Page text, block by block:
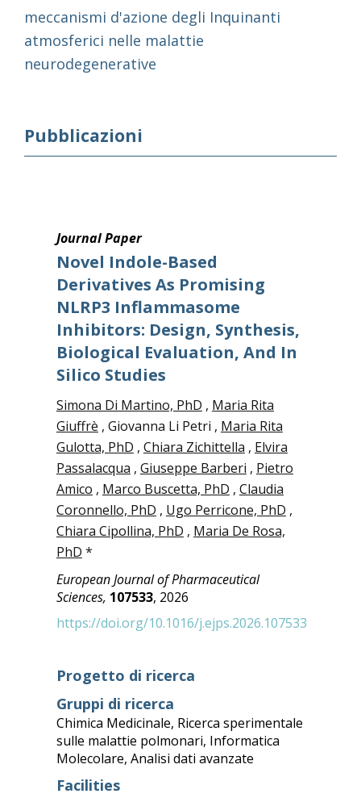
meccanismi d'azione degli Inquinanti
atmosferici nelle malattie
neurodegenerative
Pubblicazioni
Journal Paper
Novel Indole-Based
Derivatives As Promising
NLRP3 Inflammasome
Inhibitors: Design, Synthesis,
Biological Evaluation, And In
Silico Studies
Simona Di Martino, PhD , Maria Rita
Giuffrè , Giovanna Li Petri , Maria Rita
Gulotta, PhD , Chiara Zichittella , Elvira
Passalacqua , Giuseppe Barberi , Pietro
Amico , Marco Buscetta, PhD , Claudia
Coronnello, PhD , Ugo Perricone, PhD ,
Chiara Cipollina, PhD , Maria De Rosa,
PhD *
European Journal of Pharmaceutical
Sciences, 107533, 2026
https://doi.org/10.1016/j.ejps.2026.107533
Progetto di ricerca
Gruppi di ricerca
Chimica Medicinale, Ricerca sperimentale
sulle malattie polmonari, Informatica
Molecolare, Analisi dati avanzate
Facilities